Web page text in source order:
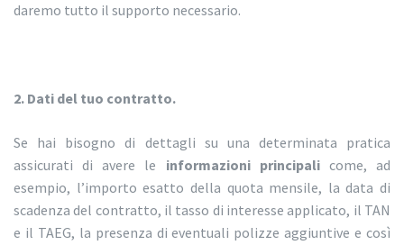
daremo tutto il supporto necessario.
2. Dati del tuo contratto.
Se hai bisogno di dettagli su una determinata pratica
assicurati di avere le informazioni principalicome, ad
esempio, l’importo esatto della quota mensile, la data di
scadenza del contratto, il tasso di interesse applicato, il TAN
e il TAEG, la presenza di eventuali polizze aggiuntive e così